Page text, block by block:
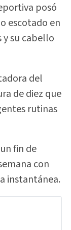
posó
escotado en
y su cabello
del
de diez que
rutinas
fin de
con
instantánea.